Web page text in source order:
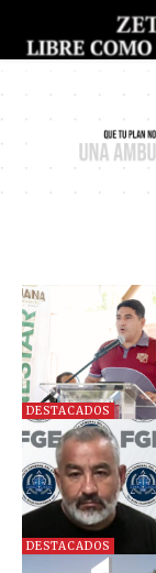
DESTACADOS
DESTACADOS